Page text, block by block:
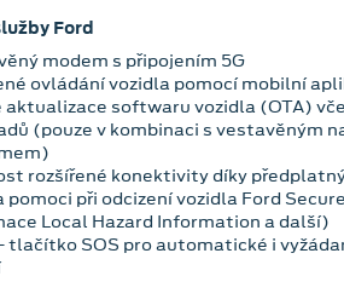
Ford
modem s připojením 5G
ovládání vozidla pomocí mobilní
aktualizace softwaru vozidla (OTA)
(pouze v kombinaci s vestavěným
rozšířené konektivity díky
pomoci při odcizení vozidla Ford
Local Hazard Information a další)
tlačítko SOS pro automatické i